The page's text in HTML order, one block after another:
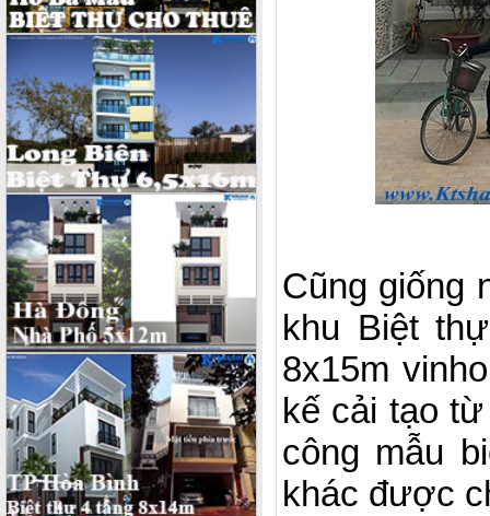
Cũng giống
khu Biệt
8x15m
kế cải tạo
công mẫu
khác được